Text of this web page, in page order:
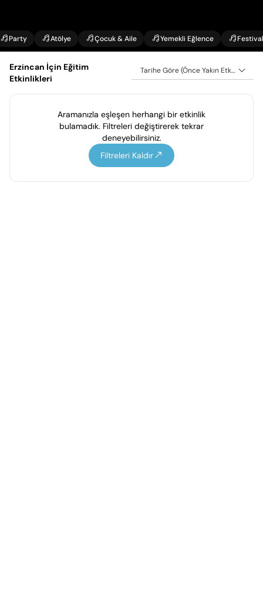
Party Atölye Çocuk & Aile Yemekli Eğlence Festival
Erzincan İçin Eğitim
Etkinlikleri
Tarihe Göre (Önce Yakın Etkinlikler)
Aramanızla eşleşen herhangi bir etkinlik
bulamadık. Filtreleri değiştirerek tekrar
deneyebilirsiniz.
Filtreleri Kaldır